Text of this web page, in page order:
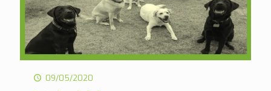
09/05/2020